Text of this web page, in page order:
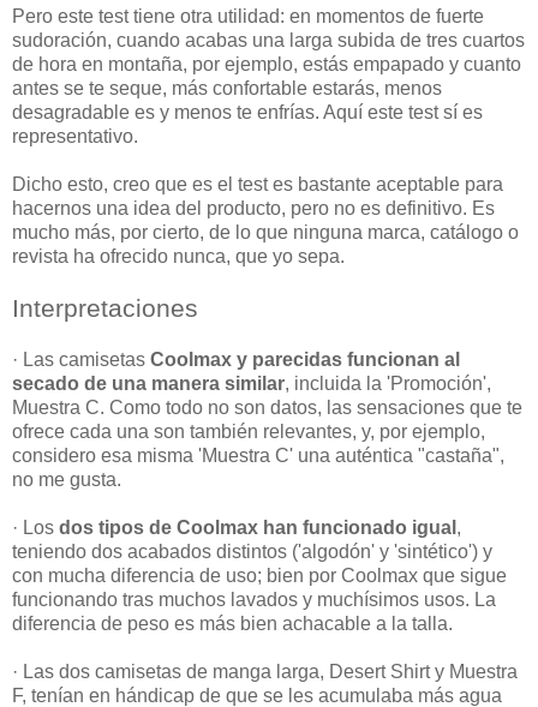
Pero este test tiene otra utilidad: en momentos de fuerte
sudoración, cuando acabas una larga subida de tres cuartos
de hora en montaña, por ejemplo, estás empapado y cuanto
antes se te seque, más confortable estarás, menos
desagradable es y menos te enfrías. Aquí este test sí es
representativo.
Dicho esto, creo que es el test es bastante aceptable para
hacernos una idea del producto, pero no es definitivo. Es
mucho más, por cierto, de lo que ninguna marca, catálogo o
revista ha ofrecido nunca, que yo sepa.
Interpretaciones
· Las camisetas Coolmax y parecidas funcionan al
secado de una manera similar, incluida la 'Promoción',
Muestra C. Como todo no son datos, las sensaciones que te
ofrece cada una son también relevantes, y, por ejemplo,
considero esa misma 'Muestra C' una auténtica "castaña",
no me gusta.
· Los dos tipos de Coolmax han funcionado igual ,
teniendo dos acabados distintos ('algodón' y 'sintético') y
con mucha diferencia de uso; bien por Coolmax que sigue
funcionando tras muchos lavados y muchísimos usos. La
diferencia de peso es más bien achacable a la talla.
· Las dos camisetas de manga larga, Desert Shirt y Muestra
F, tenían en hándicap de que se les acumulaba más agua